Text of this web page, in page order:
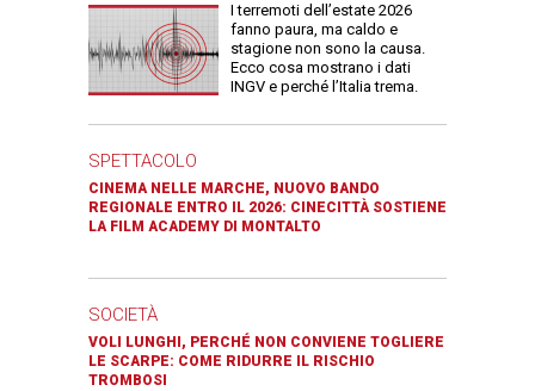
I terremoti dell’estate 2026
fanno paura, ma caldo e
stagione non sono la causa.
Ecco cosa mostrano i dati
INGV e perché l’Italia trema.
SPETTACOLO
CINEMA NELLE MARCHE, NUOVO BANDO
REGIONALE ENTRO IL 2026: CINECITTÀ SOSTIENE
LA FILM ACADEMY DI MONTALTO
SOCIETÀ
VOLI LUNGHI, PERCHÉ NON CONVIENE TOGLIERE
LE SCARPE: COME RIDURRE IL RISCHIO
TROMBOSI